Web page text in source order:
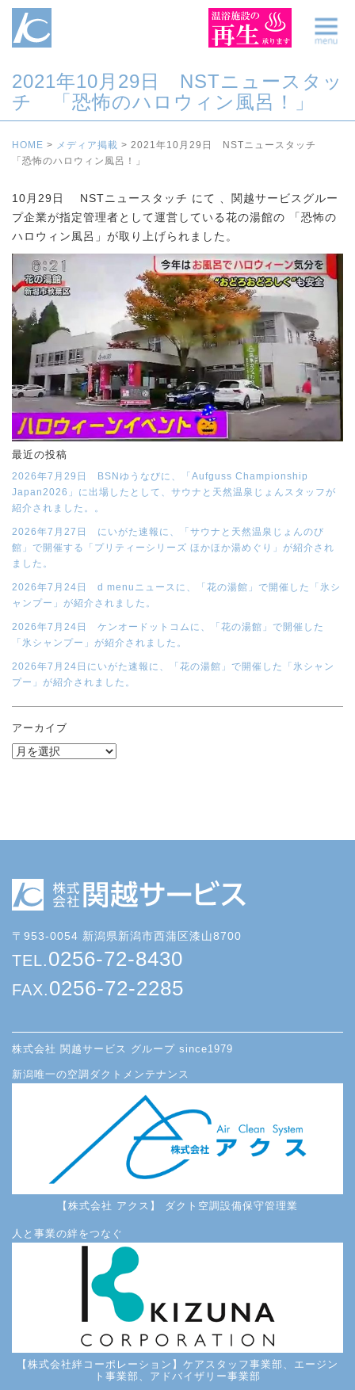
2021年10月29日 NSTニュースタッ
チ 「恐怖のハロウィン風呂！」
HOME > メディア掲載 > 2021年10月29日 NSTニュースタッチ
「恐怖のハロウィン風呂！」
10月29日 NSTニュースタッチ にて 、関越サービスグルー
プ企業が指定管理者として運営している花の湯館の 「恐怖の
ハロウィン風呂」が取り上げられました。
最近の投稿
2026年7月29日 BSNゆうなびに、「Aufguss Championship
Japan2026」に出場したとして、サウナと天然温泉じょんスタッフが
紹介されました。。
2026年7月27日 にいがた速報に、「サウナと天然温泉じょんのび
館」で開催する「プリティーシリーズ ほかほか湯めぐり」が紹介され
ました。
2026年7月24日 d menuニュースに、「花の湯館」で開催した「氷シ
ャンプー」が紹介されました。
2026年7月24日 ケンオードットコムに、「花の湯館」で開催した
「氷シャンプー」が紹介されました。
2026年7月24日にいがた速報に、「花の湯館」で開催した「氷シャン
プー」が紹介されました。
アーカイブ
〒953-0054 新潟県新潟市西蒲区漆山8700
TEL.0256-72-8430
FAX.0256-72-2285
株式会社 関越サービス グループ since1979
新潟唯一の空調ダクトメンテナンス
【株式会社 アクス】 ダクト空調設備保守管理業
人と事業の絆をつなぐ
【株式会社絆コーポレーション】ケアスタッフ事業部、エージン
ト事業部、アドバイザリー事業部